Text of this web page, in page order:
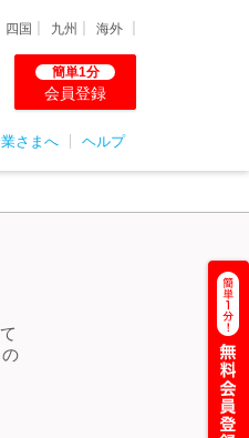
四国 九州 海外
簡単1分
会員登録
さまへ ヘルプ